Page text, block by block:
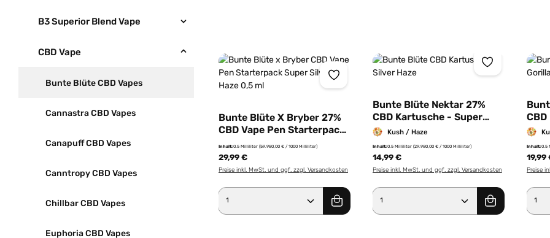
B3 Superior Blend Vape
CBD Vape
Bunte Blüte CBD Vapes
Cannastra CBD Vapes
Canapuff CBD Vapes
Canntropy CBD Vapes
Chillbar CBD Vapes
Euphoria CBD Vapes
Bunte Blüte X Bryber 27%
CBD Vape Pen Starterpack
- Super Silver Haze - 0,5ml
Inhalt:0.5 Milliliter (59.980,00 € / 1000 Milliliter)
29,99 €
Preise inkl. MwSt. und ggf. zzgl. Versandkosten
Produkt Anzahl: Gib den gewünschten Wert ein
Bunte Blüte Nektar 27%
CBD Kartusche - Super
Silver Haze - 0,5ml
Kush / Haze
Inhalt:0.5 Milliliter (29.980,00 € / 1000 Milliliter)
14,99 €
Preise inkl. MwSt. und ggf. zzgl. Versandkosten
Produkt Anzahl: Gib den
Inhalt:0.5
19,99
Preise